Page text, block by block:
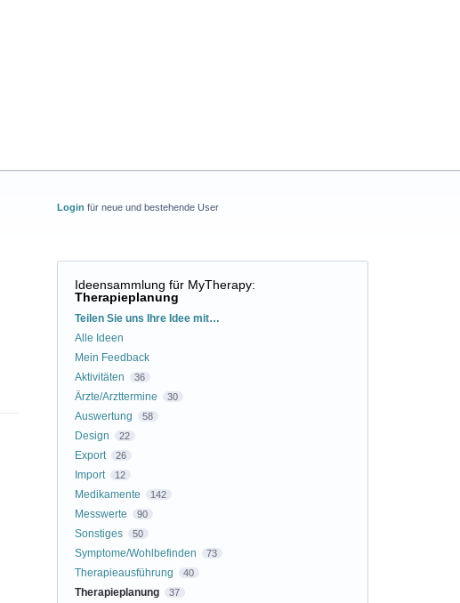
Login für neue und bestehende User
Ideensammlung für MyTherapy:
Therapieplanung
Kategorien
Teilen Sie uns Ihre Idee mit…
Alle Ideen
Mein Feedback
Aktivitäten
36
Ärzte/Arzttermine 30
Auswertung 58
Design 22
Export 26
Import 12
Medikamente 142
Messwerte 90
Sonstiges 50
Symptome/Wohlbefinden 73
Therapieausführung 40
Therapieplanung 37